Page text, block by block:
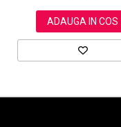
ADAUGA IN COS